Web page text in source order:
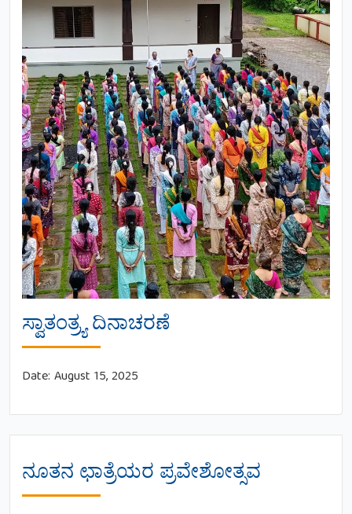
ಸ್ವಾತಂತ್ರ್ಯ ದಿನಾಚರಣೆ
Date: August 15, 2025
ನೂತನ ಛಾತ್ರೆಯರ ಪ್ರವೇಶೋತ್ಸವ